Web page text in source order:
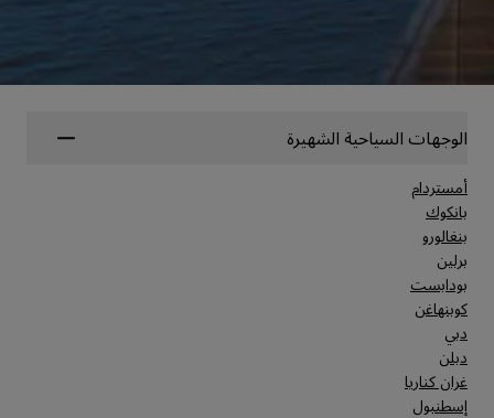
الوجهات السياحية الشهيرة
أمستردام
بانكوك
بنغالورو
برلين
بودابست
كوبنهاغن
دبي
دبلن
غران كناريا
إسطنبول